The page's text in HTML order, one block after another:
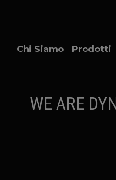
Chi Siamo Prodotti
WE ARE